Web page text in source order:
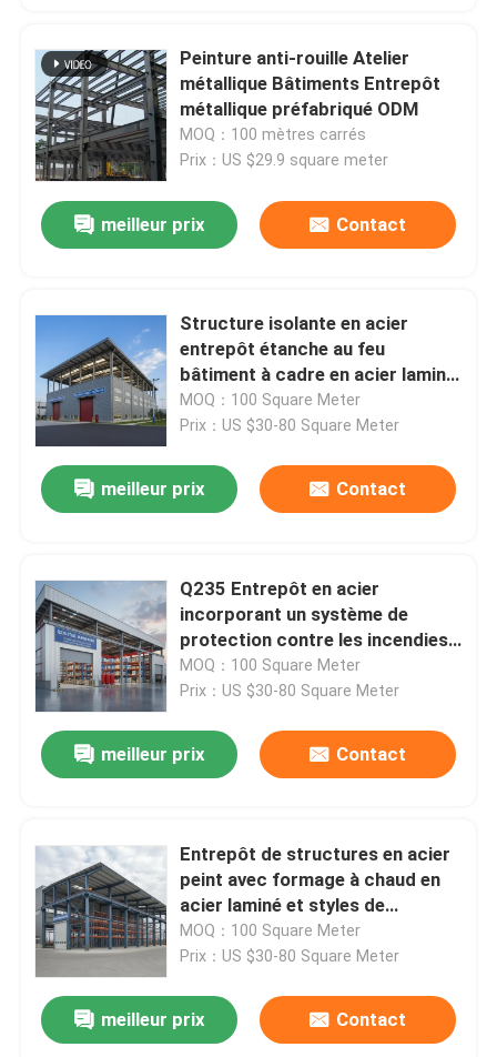
Peinture anti-rouille Atelier
métallique Bâtiments Entrepôt
métallique préfabriqué ODM
MOQ：100 mètres carrés
Prix：US $29.9 square meter
meilleur prix Contact
Structure isolante en acier
entrepôt étanche au feu
bâtiment à cadre en acier laminé
à chaud conçu pour le stockage
et la protection industriels
MOQ：100 Square Meter
Prix：US $30-80 Square Meter
meilleur prix Contact
Q235 Entrepôt en acier
incorporant un système de
protection contre les incendies
facultatif idéal pour les besoins
de stockage industriel lourd
MOQ：100 Square Meter
Prix：US $30-80 Square Meter
meilleur prix Contact
Entrepôt de structures en acier
peint avec formage à chaud en
acier laminé et styles de
faisceaux de corde rondes ou
tubes carrés pour le stockage
MOQ：100 Square Meter
Prix：US $30-80 Square Meter
meilleur prix Contact